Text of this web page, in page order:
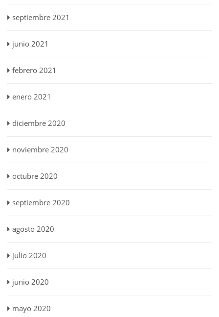
septiembre 2021
junio 2021
febrero 2021
enero 2021
diciembre 2020
noviembre 2020
octubre 2020
septiembre 2020
agosto 2020
julio 2020
junio 2020
mayo 2020